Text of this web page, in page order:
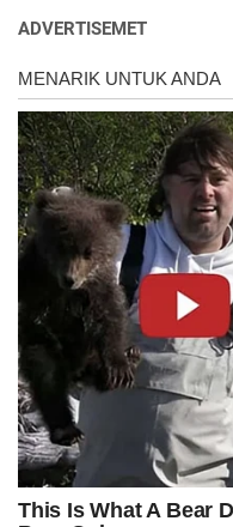
ADVERTISEMET